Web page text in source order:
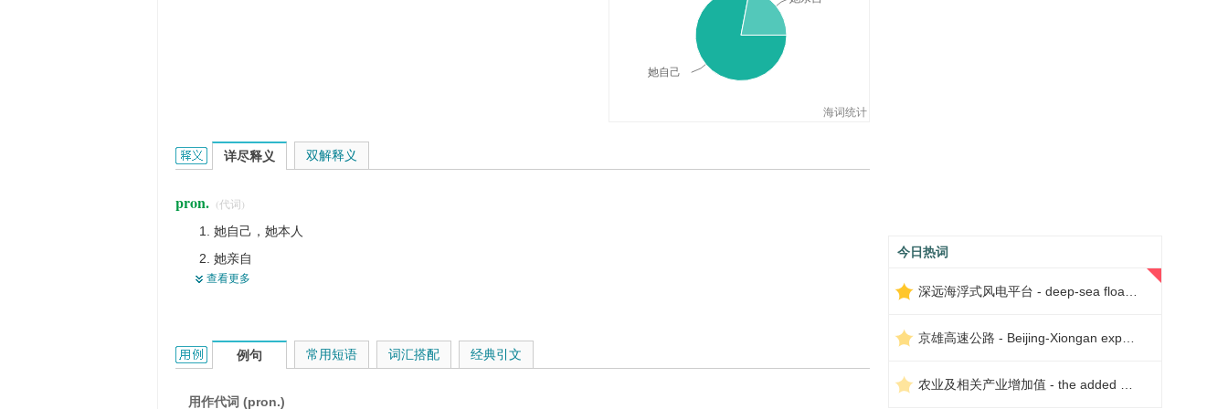
海词统计
她自己
herself的英文翻译是什么意思，词典释义与在线翻译：
详尽释义
pron. (代词)
她自己，她本人
她亲自
她的正常的情绪
强调句中的女性主语或宾语
归她自己一人占有
第三人称单数形式，阴性代词
查看更多
双解释义
herself的用法和样例：
例句
用作代词 (pron.)
常用短语 词汇搭配 经典引文
今日热词